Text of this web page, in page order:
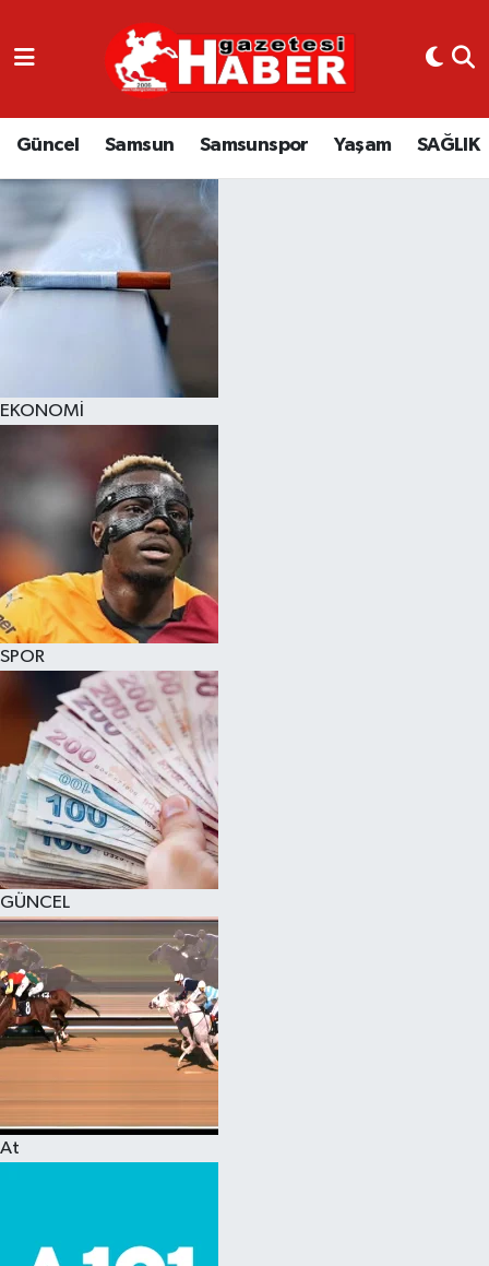
Güncel Samsun Samsunspor Yaşam SAĞLIK
EKONOMİ
SPOR
GÜNCEL
At
GÜNCEL
SAMSUN
SAMSUNSPOR
EKONOMİ
YAŞAM